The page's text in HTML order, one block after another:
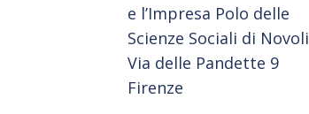
e l’Impresa Polo delle
Scienze Sociali di Novoli
Via delle Pandette 9
Firenze